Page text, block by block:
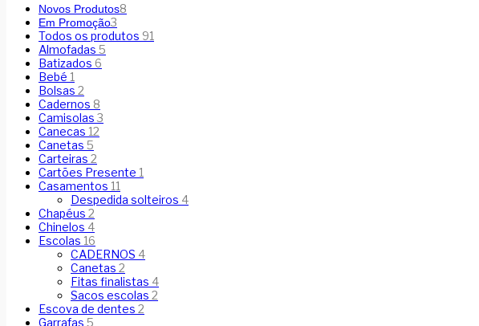
Novos Produtos8
Em Promoção3
Todos os produtos 91
Almofadas 5
Batizados 6
Bebé 1
Bolsas 2
Cadernos 8
Camisolas3
Canecas 12
Canetas 5
Carteiras 2
Cartões Presente 1
Casamentos 11
Despedida solteiros 4
Chapéus 2
Chinelos 4
Escolas 16
CADERNOS 4
Canetas 2
Fitas finalistas 4
Sacos escolas 2
Escova de dentes 2
Garrafas 5